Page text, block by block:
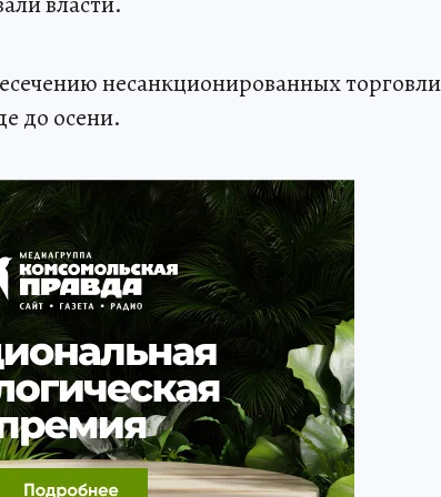
несанкционированных
до осени.